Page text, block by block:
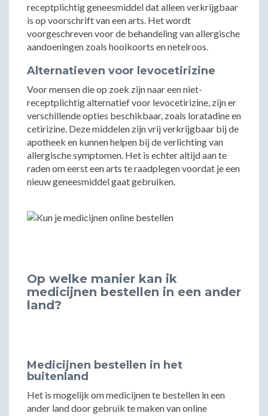
receptplichtig geneesmiddel dat alleen verkrijgbaar
is op voorschrift van een arts. Het wordt
voorgeschreven voor de behandeling van allergische
aandoeningen zoals hooikoorts en netelroos.
Alternatieven voor levocetirizine
Voor mensen die op zoek zijn naar een niet-
receptplichtig alternatief voor levocetirizine, zijn er
verschillende opties beschikbaar, zoals loratadine en
cetirizine. Deze middelen zijn vrij verkrijgbaar bij de
apotheek en kunnen helpen bij de verlichting van
allergische symptomen. Het is echter altijd aan te
raden om eerst een arts te raadplegen voordat je een
nieuw geneesmiddel gaat gebruiken.
Op welke manier kan ik
medicijnen bestellen in een ander
land?
Medicijnen bestellen in het
buitenland
Het is mogelijk om medicijnen te bestellen in een
ander land door gebruik te maken van online